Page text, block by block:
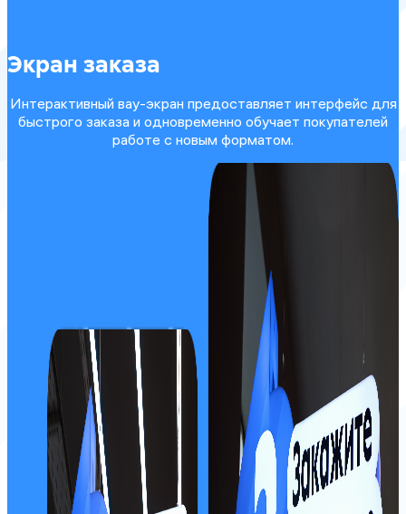
Экран заказа
Интерактивный вау-экран предоставляет интерфейс для
быстрого заказа и одновременно обучает покупателей
работе с новым форматом.